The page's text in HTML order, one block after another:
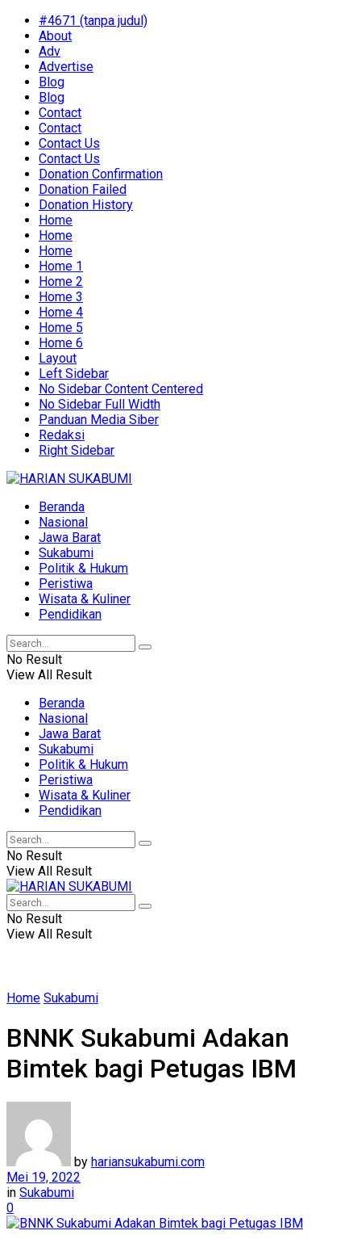
#4671 (tanpa judul)
About
Adv
Advertise
Blog
Blog
Contact
Contact
Contact Us
Contact Us
Donation Confirmation
Donation Failed
Donation History
Home
Home
Home
Home 1
Home 2
Home 3
Home 4
Home 5
Home 6
Layout
Left Sidebar
No Sidebar Content Centered
No Sidebar Full Width
Panduan Media Siber
Redaksi
Right Sidebar
Beranda
Nasional
Jawa Barat
Sukabumi
Politik & Hukum
Peristiwa
Wisata & Kuliner
Pendidikan
No Result
View All Result
Beranda
Nasional
Jawa Barat
Sukabumi
Politik & Hukum
Peristiwa
Wisata & Kuliner
Pendidikan
No Result
View All Result
No Result
View All Result
Home Sukabumi
BNNK Sukabumi Adakan
Bimtek bagi Petugas IBM
by hariansukabumi.com
Mei 19, 2022
in Sukabumi
0